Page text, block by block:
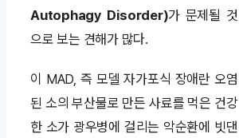
Autophagy Disorder)가 문제될 것
으로 보는 견해가 많다.
이 MAD, 즉 모델 자가포식 장애란 오염
된 소의 부산물로 만든 사료를 먹은 건강
한 소가 광우병에 걸리는 악순환에 빗댄